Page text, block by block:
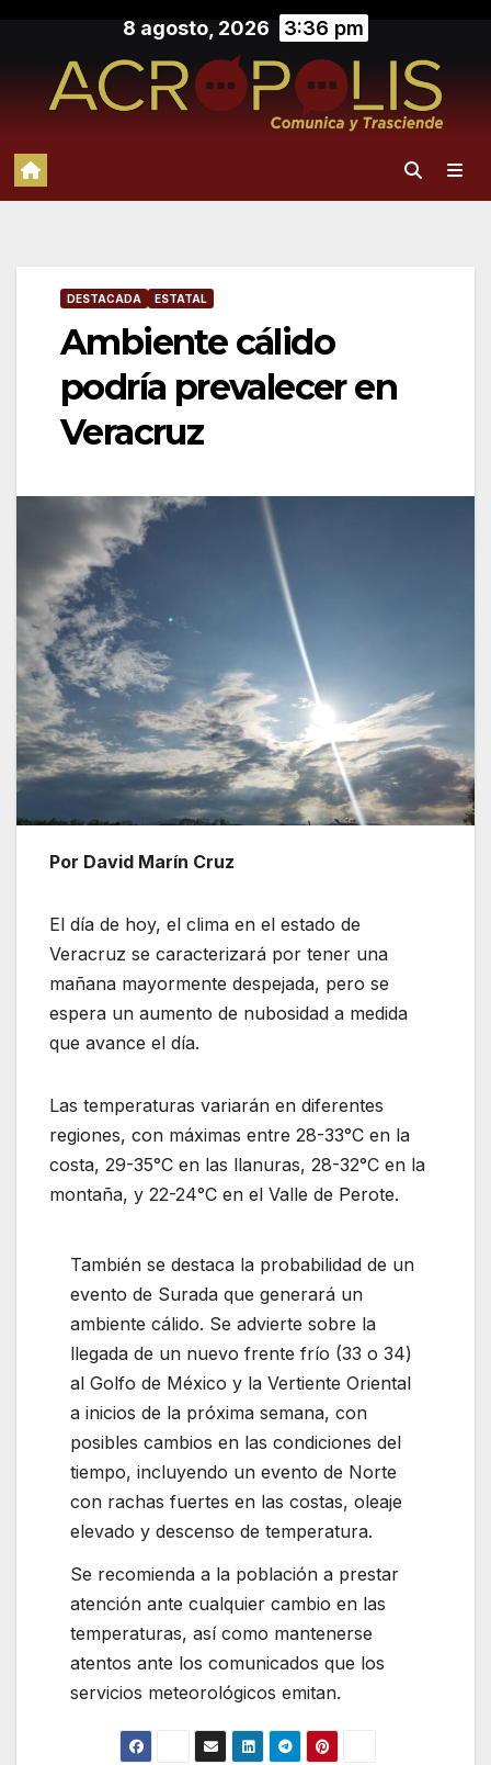
contenido
8 agosto, 2026 3:36 pm
DESTACADA ESTATAL
Ambiente cálido
podría prevalecer en
Veracruz
Por David Marín Cruz
El día de hoy, el clima en el estado de
Veracruz se caracterizará por tener una
mañana mayormente despejada, pero se
espera un aumento de nubosidad a medida
que avance el día.
Las temperaturas variarán en diferentes
regiones, con máximas entre 28-33°C en la
costa, 29-35°C en las llanuras, 28-32°C en la
montaña, y 22-24°C en el Valle de Perote.
También se destaca la probabilidad de un
evento de Surada que generará un
ambiente cálido. Se advierte sobre la
llegada de un nuevo frente frío (33 o 34)
al Golfo de México y la Vertiente Oriental
a inicios de la próxima semana, con
posibles cambios en las condiciones del
tiempo, incluyendo un evento de Norte
con rachas fuertes en las costas, oleaje
elevado y descenso de temperatura.
Se recomienda a la población a prestar
atención ante cualquier cambio en las
temperaturas, así como mantenerse
atentos ante los comunicados que los
servicios meteorológicos emitan.